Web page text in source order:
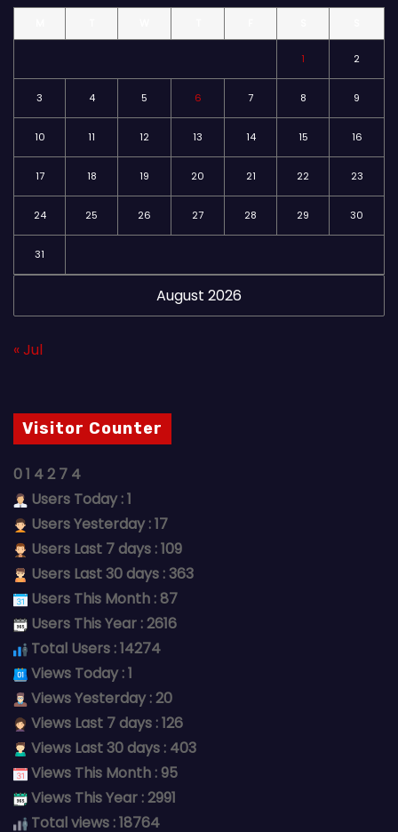
August 2026
1 2
3 4 5 6 7 8 9
10 11 12 13 14 15 16
17 18 19 20 21 22 23
24 25 26 27 28 29 30
31
« Jul
Visitor Counter
01 42 7 4
Users Today : 1
Users Yesterday : 17
Users Last 7 days : 109
Users Last 30 days : 363
Users This Month : 87
Users This Year : 2616
Total Users : 14274
Views Today : 1
Views Yesterday : 20
Views Last 7 days : 126
Views Last 30 days : 403
Views This Month : 95
Views This Year : 2991
Total views : 18764